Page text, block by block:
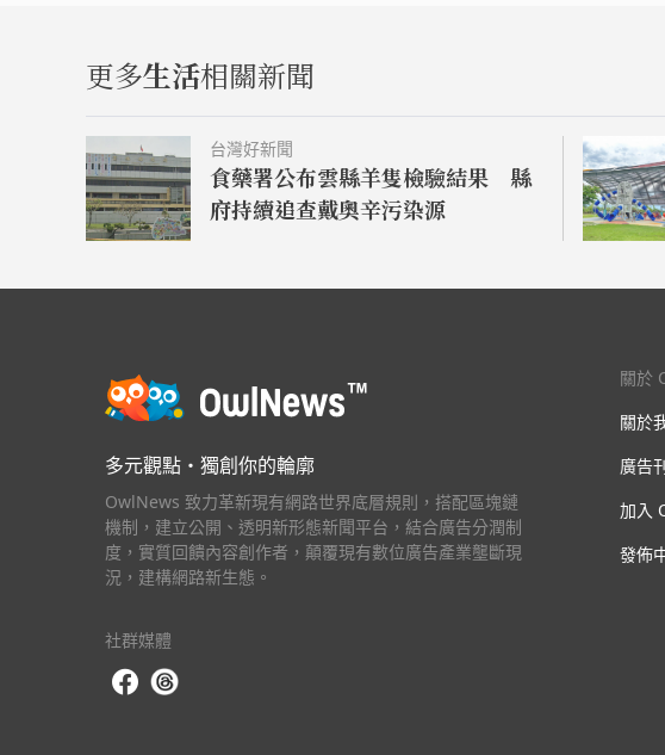
更多生活相關新聞
台灣好新聞
食藥署公布雲縣羊隻檢驗結果 縣
府持續追查戴奧辛污染源
多元觀點・獨創你的輪廓
OwlNews 致力革新現有網路世界底層規則，搭配區塊鏈
機制，建立公開、透明新形態新聞平台，結合廣告分潤制
度，實質回饋內容創作者，顛覆現有數位廣告產業壟斷現
況，建構網路新生態。
社群媒體
關於
關於
廣告
加入
發佈